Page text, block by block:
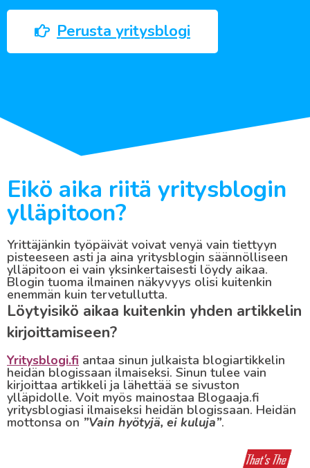
Perusta yritysblogi
Eikö aika riitä yritysblogin
ylläpitoon?
Yrittäjänkin työpäivät voivat venyä vain tiettyyn
pisteeseen asti ja aina yritysblogin säännölliseen
ylläpitoon ei vain yksinkertaisesti löydy aikaa.
Blogin tuoma ilmainen näkyvyys olisi kuitenkin
enemmän kuin tervetullutta.
Löytyisikö aikaa kuitenkin yhden artikkelin
kirjoittamiseen?
Yritysblogi.fi antaa sinun julkaista blogiartikkelin
heidän blogissaan ilmaiseksi. Sinun tulee vain
kirjoittaa artikkeli ja lähettää se sivuston
ylläpidolle. Voit myös mainostaa Blogaaja.fi
yritysblogiasi ilmaiseksi heidän blogissaan. Heidän
mottonsa on ”Vain hyötyjä, ei kuluja”.